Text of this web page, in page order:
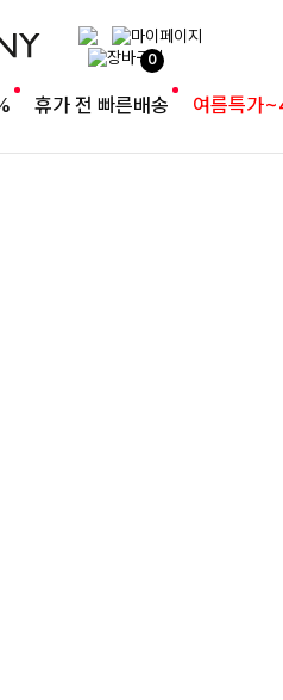
0
휴가 전 빠른배송 여름특가
세련된 핏
지[S,M,L사이즈]